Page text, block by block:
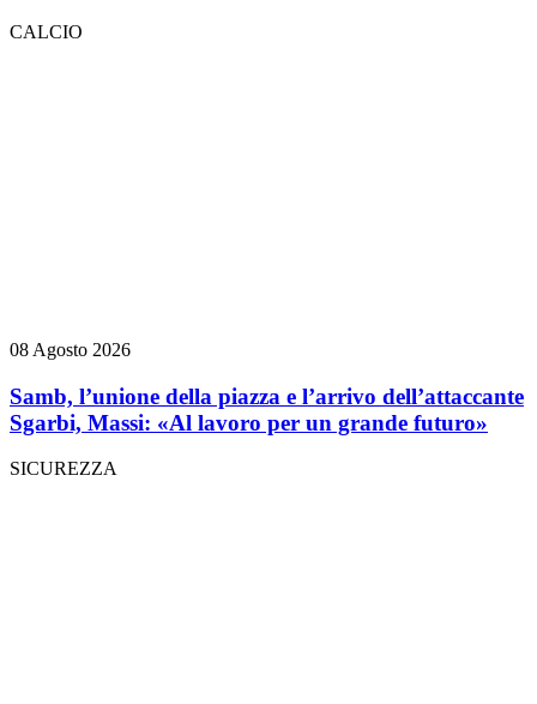
CALCIO
08 Agosto 2026
Samb, l’unione della piazza e l’arrivo dell’attaccante
Sgarbi, Massi: «Al lavoro per un grande futuro»
SICUREZZA